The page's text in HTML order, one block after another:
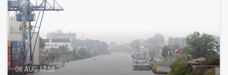
08 AUG 17:58